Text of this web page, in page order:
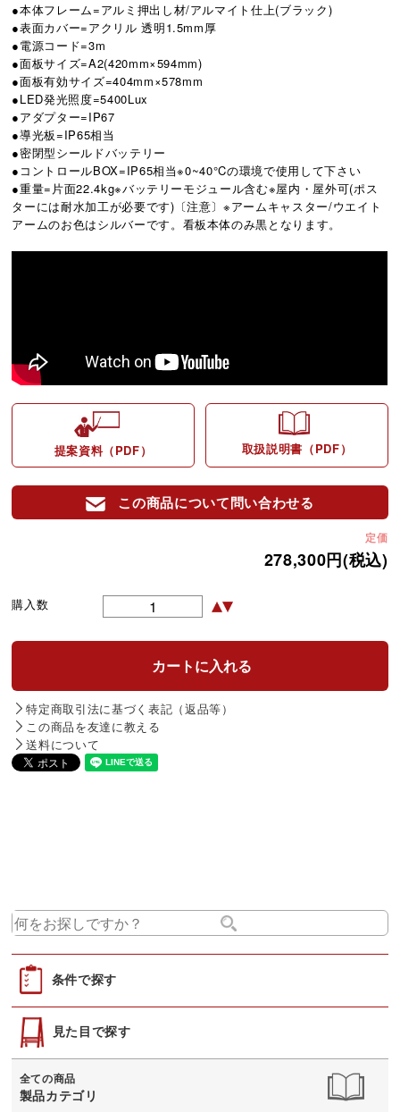
●本体フレーム=アルミ押出し材/アルマイト仕上(ブラック)
●表面カバー=アクリル 透明1.5mm厚
●電源コード=3m
●面板サイズ=A2(420mm×594mm)
●面板有効サイズ=404mm×578mm
●LED発光照度=5400Lux
●アダプター=IP67
●導光板=IP65相当
●密閉型シールドバッテリー
●コントロールBOX=IP65相当※0~40°Cの環境で使用して下さい
●重量=片面22.4kg※バッテリーモジュール含む※屋内・屋外可(ポス
ターには耐水加工が必要です)〔注意〕※アームキャスター/ウエイト
アームのお色はシルバーです。看板本体のみ黒となります。
提案資料（PDF） 取扱説明書（PDF）
この商品について問い合わせる
定価
278,300円(税込)
購入数
特定商取引法に基づく表記（返品等）
この商品を友達に教える
送料について
条件で探す
見た目で探す
全ての商品
製品カテゴリ